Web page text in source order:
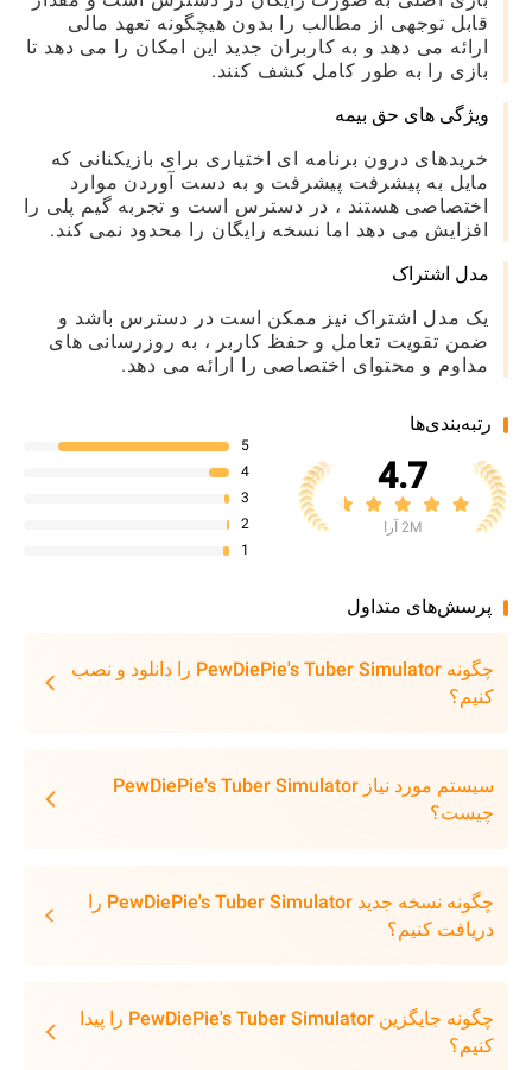
قابل توجهی از مطالب را بدون هیچگونه تعهد مالی
ارائه می دهد و به کاربران جدید این امکان را می دهد تا
بازی را به طور کامل کشف کنند.
ویژگی های حق بیمه
خریدهای درون برنامه ای اختیاری برای بازیکنانی که
مایل به پیشرفت پیشرفت و به دست آوردن موارد
اختصاصی هستند ، در دسترس است و تجربه گیم پلی را
افزایش می دهد اما نسخه رایگان را محدود نمی کند.
مدل اشتراک
یک مدل اشتراک نیز ممکن است در دسترس باشد و
ضمن تقویت تعامل و حفظ کاربر ، به روزرسانی های
مداوم و محتوای اختصاصی را ارائه می دهد.
رتبه‌بندی‌ها
4.7
2M آرا
5
4
3
2
1
پرسش‌های متداول
چگونه PewDiePie's Tuber Simulator را دانلود و نصب
کنیم؟
سیستم مورد نیاز PewDiePie's Tuber Simulator
چیست؟
چگونه نسخه جدید PewDiePie's Tuber Simulator را
دریافت کنیم؟
چگونه جایگزین PewDiePie's Tuber Simulator را پیدا
کنیم؟